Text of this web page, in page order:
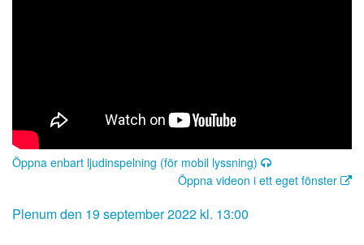
Öppna enbart ljudinspelning (för mobil lyssning)
Öppna videon i ett eget fönster
Plenum den 19 september 2022 kl. 13:00